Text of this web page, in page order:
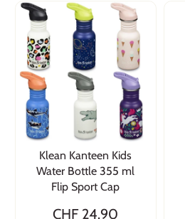
Klean Kanteen Kids
Water Bottle 355 ml
Flip Sport Cap
CHF 24.90